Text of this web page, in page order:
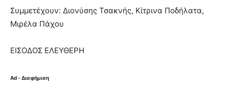
Συμμετέχουν: Διονύσης Τσακνής, Κίτρινα Ποδήλατα,
Μιρέλα Πάχου
ΕΙΣΟΔΟΣ ΕΛΕΥΘΕΡΗ
Ad - Διαφήμιση